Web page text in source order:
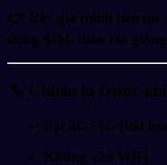
👉 Bây giờ mình tiếp tục
dụng SIM, thao tác
🔧 Chuẩn bị trước
Bật 4G / 5G (bắt
Không cần WiFi